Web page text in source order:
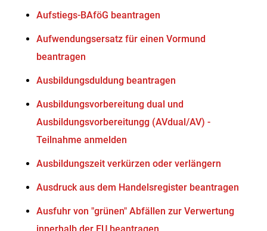
Aufstiegs-BAföG beantragen
Aufwendungsersatz für einen Vormund
beantragen
Ausbildungsduldung beantragen
Ausbildungsvorbereitung dual und
Ausbildungsvorbereitungg (AVdual/AV) -
Teilnahme anmelden
Ausbildungszeit verkürzen oder verlängern
Ausdruck aus dem Handelsregister beantragen
Ausfuhr von "grünen" Abfällen zur Verwertung